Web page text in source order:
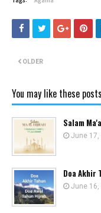
OLDER
You may like these posts
Salam
June 17,
Doa Akhir
June 16,